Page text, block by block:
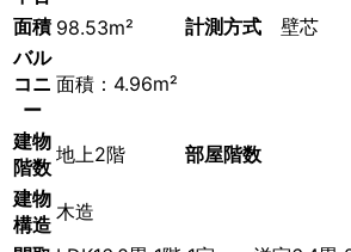
面積 98.53m² 計測方式
壁芯
バル
コニ
ー
面積：4.96m²
建物
階数
地上2階
部屋階数
建物
構造
木造